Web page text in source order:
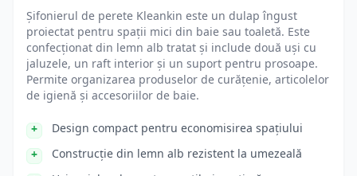
Șifonierul de perete Kleankin este un dulap îngust
proiectat pentru spații mici din baie sau toaletă. Este
confecționat din lemn alb tratat și include două uși cu
jaluzele, un raft interior și un suport pentru prosoape.
Permite organizarea produselor de curățenie, articolelor
de igienă și accesoriilor de baie.
Design compact pentru economisirea spațiului
Construcție din lemn alb rezistent la umezeală